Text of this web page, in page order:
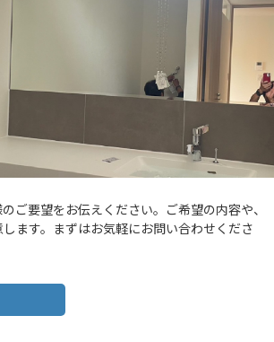
ご要望をお伝えください。ご希望の内容や、
ます。まずはお気軽にお問い合わせくださ